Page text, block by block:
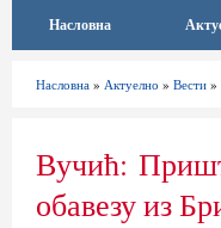
Насловна
Насловна » Актуелно » Вести »
Вучић:
обавезу из